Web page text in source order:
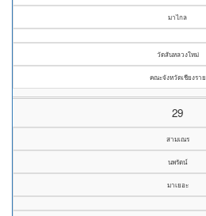
มาไกล
วัดสันหลวงใหม่
คณะจังหวัดเชียงราย
29
สามเณร
นพรัตน์
มาเยอะ